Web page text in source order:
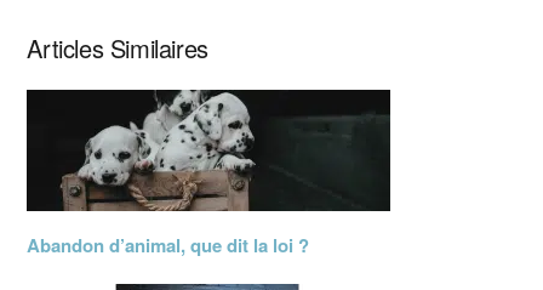
Articles Similaires
Abandon d’animal, que dit la loi ?